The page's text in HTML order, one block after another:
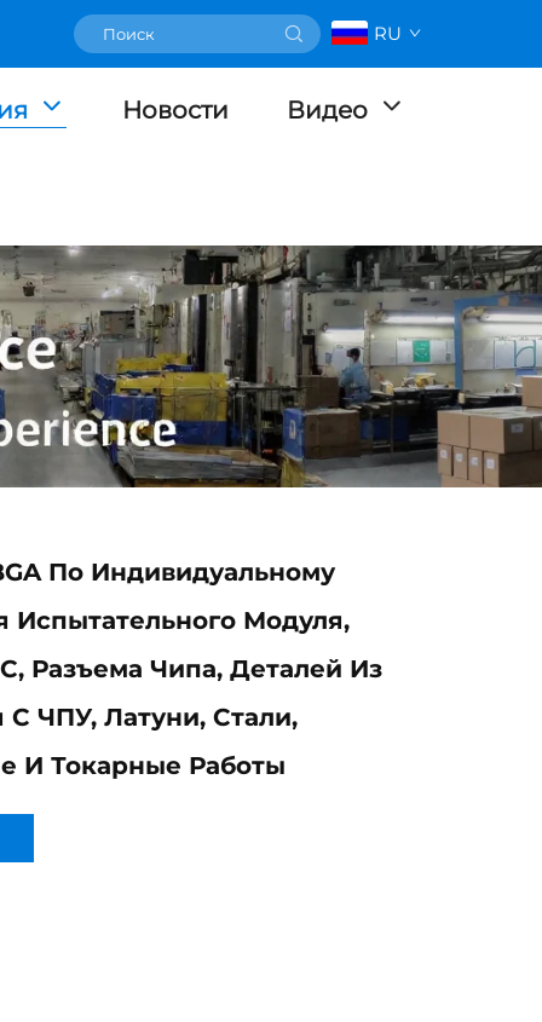
RU
Новости Видео
По Индивидуальному
Испытательного Модуля,
Разъема Чипа, Деталей Из
ЧПУ, Латуни, Стали,
И Токарные Работы